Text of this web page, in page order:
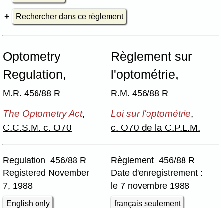
Rechercher dans ce règlement
Optometry
Regulation,
M.R. 456/88 R
Règlement sur
l'optométrie,
R.M. 456/88 R
The Optometry Act,
C.C.S.M. c. O70
Loi sur l'optométrie,
c. O70 de la C.P.L.M.
Regulation 456/88 R
Registered November
7, 1988
English only
Règlement 456/88 R
Date d'enregistrement :
le 7 novembre 1988
français seulement